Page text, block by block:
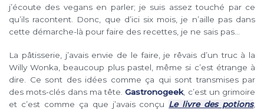
j’écoute des vegans en parler; je suis assez touché par ce
qu’ils racontent. Donc, que d’ici six mois, je n’aille pas dans
cette démarche-là pour faire des recettes, je ne sais pas…
La pâtisserie, j’avais envie de le faire, je rêvais d’un truc à la
Willy Wonka, beaucoup plus pastel, même si c’est étrange à
dire. Ce sont des idées comme ça qui sont transmises par
des mots-clés dans ma tête.Gastronogeek, c’est un grimoire
et c’est comme ça que j’avais conçu Le livre des potions,